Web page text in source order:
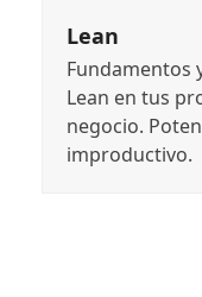
Lean
Fundamentos
Lean en tus
negocio.
improductivo.